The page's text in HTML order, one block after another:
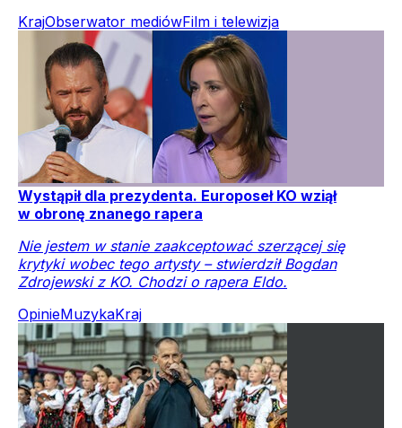
KrajObserwator mediówFilm i telewizja
Wystąpił dla prezydenta. Europoseł KO wziął
w obronę znanego rapera
Nie jestem w stanie zaakceptować szerzącej się
krytyki wobec tego artysty – stwierdził Bogdan
Zdrojewski z KO. Chodzi o rapera Eldo.
OpinieMuzykaKraj